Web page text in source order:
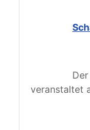
veranstaltet